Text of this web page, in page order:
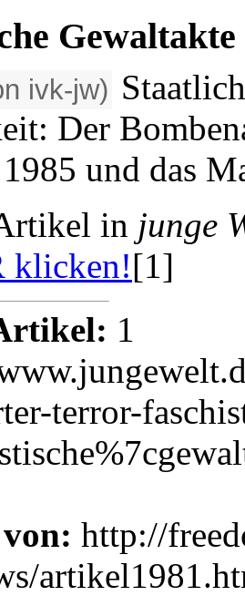
Gewaltakte
ivk-jw)
Der
und das
in junge
klicken![1]
1
terror-
http://